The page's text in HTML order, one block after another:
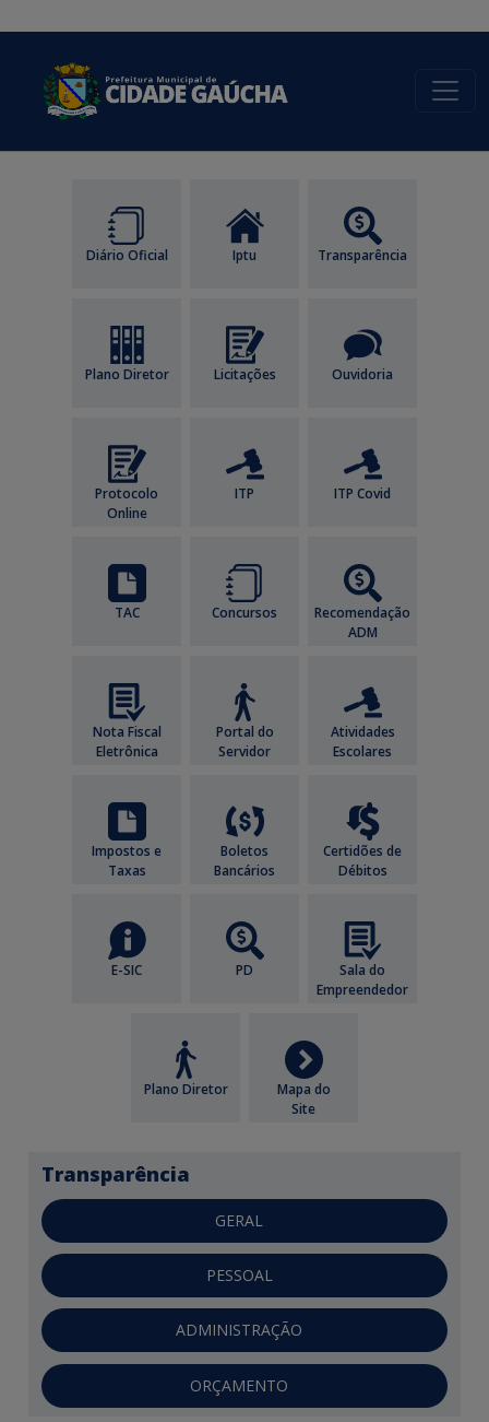
Diário Oficial Iptu Transparência
Plano Diretor Licitações Ouvidoria
Protocolo
Online
ITP ITP Covid
TAC Concursos
Recomendação
ADM
Nota Fiscal
Eletrônica
Portal do
Servidor
Atividades
Escolares
Impostos e
Taxas
Boletos
Bancários
Certidões de
Débitos
E-SIC PD
Sala do
Empreendedor
Plano Diretor
Mapa do
Site
Transparência
GERAL
PESSOAL
ADMINISTRAÇÃO
ORÇAMENTO